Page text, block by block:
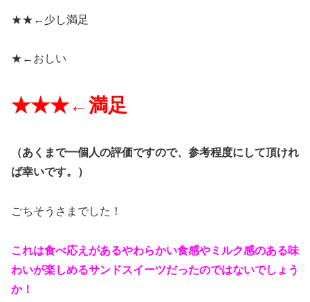
★★← 少し満足
★← おしい
★★★←満足
（あくまで一個人の評価ですので、参考程度にして頂けれ
ば幸いです。）
ごちそうさまでした！
これは食べ応えがあるやわらかい食感やミルク感のある味
わいが楽しめるサンドスイーツだったのではないでしょう
か！